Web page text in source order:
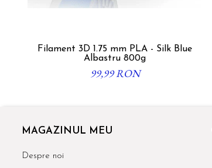
Filament 3D 1.75 mm PLA - Silk Blue
Albastru 800g
99,99 RON
MAGAZINUL MEU
Despre noi